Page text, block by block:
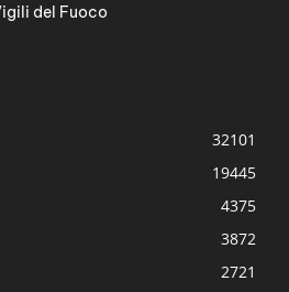
del Fuoco
32101
19445
4375
3872
2721